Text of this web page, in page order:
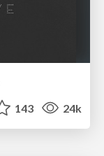
143 24k